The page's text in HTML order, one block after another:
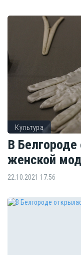
Культура
В
женской
22.10.2021 17:56